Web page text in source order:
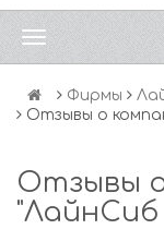
Фирмы
Отзывы о
Отзывы